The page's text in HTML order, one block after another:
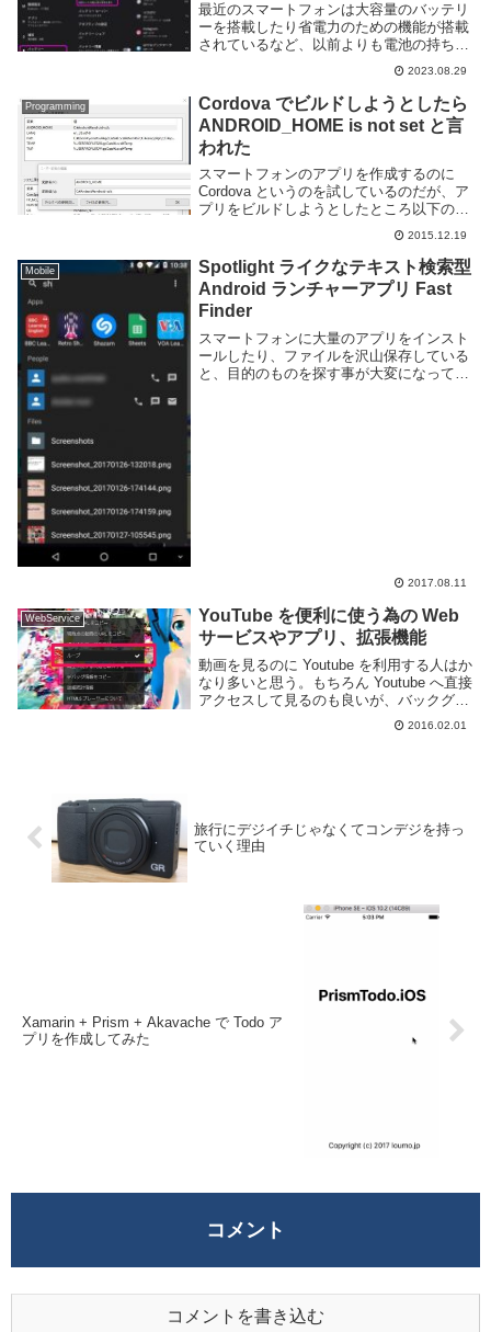
最近のスマートフォンは大容量のバッテリ
ーを搭載したり省電力のための機能が搭載
されているなど、以前よりも電池の持ちが
良くなっていると思う。しかし、それでも
ゲームや動画などで使い続けていると夜ま
で持たなかったり、スマホを長期間使って
いるとバッテ...
2023.08.29
Programming
Cordova でビルドしようとしたら
ANDROID_HOME is not set と言
われた
スマートフォンのアプリを作成するのに
Cordova というのを試しているのだが、ア
プリをビルドしようとしたところ以下のよ
うなエラーが出た。正確なエラーメッセー
ジはコマンドプロンプトが流れてしまった
ので不明だが、ぐぐって見た感じ多分上記
のよ...
2015.12.19
Mobile
Spotlight ライクなテキスト検索型
Android ランチャーアプリ Fast
Finder
スマートフォンに大量のアプリをインスト
ールしたり、ファイルを沢山保存している
と、目的のものを探す事が大変になってき
2017.08.11
WebService
YouTube を便利に使う為の Web
サービスやアプリ、拡張機能
動画を見るのに Youtube を利用する人はか
なり多いと思う。もちろん Youtube へ直接
アクセスして見るのも良いが、バックグラ
ウンドで再生したい、一つの曲を繰り返し
再生し続けたい、など動画を見る目的によ
2016.02.01
旅行にデジイチじゃなくてコンデジを持っ
ていく理由
Xamarin + Prism + Akavache で Todo ア
プリを作成してみた
コメント
コメントを書き込む